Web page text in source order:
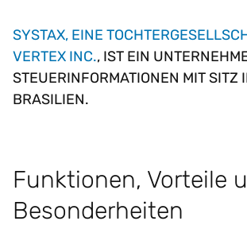
SYSTAX, EINE
VERTEX INC., IST EIN
STEUERINFORMATIONEN MIT SITZ
BRASILIEN.
Funktionen, Vorteile
Besonderheiten